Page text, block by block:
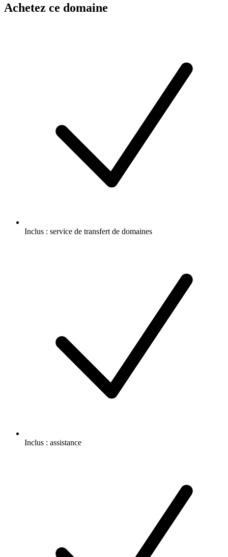
Achetez ce domaine
Inclus : service de transfert de domaines
Inclus : assistance